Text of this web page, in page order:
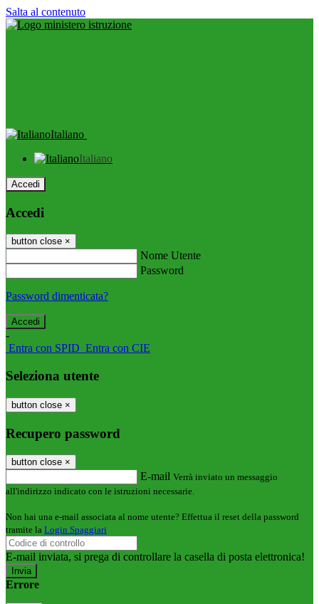
Salta al contenuto
Italiano
Italiano
Accedi
Accedi
button close ×
Nome Utente
Password
Password dimenticata?
-
Entra con SPID Entra con CIE
Seleziona utente
button close ×
Recupero password
button close ×
E-mail Verrà inviato un messaggio
all'indirizzo indicato con le istruzioni necessarie.
Non hai una e-mail associata al nome utente? Effettua il reset della password
tramite la Login Spaggiari
E-mail inviata, si prega di controllare la casella di posta elettronica!
Errore